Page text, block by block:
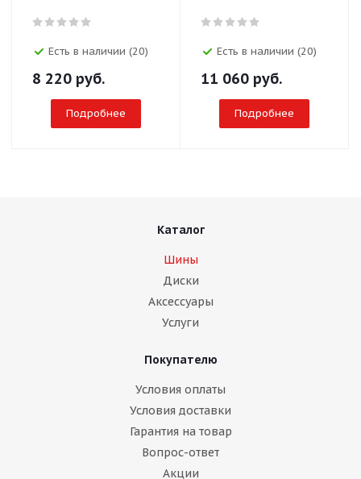
Есть в наличии (20)
8 220 руб.
Подробнее
Есть в наличии (20)
11 060 руб.
Подробнее
Каталог
Шины
Диски
Аксессуары
Услуги
Покупателю
Условия оплаты
Условия доставки
Гарантия на товар
Вопрос-ответ
Акции